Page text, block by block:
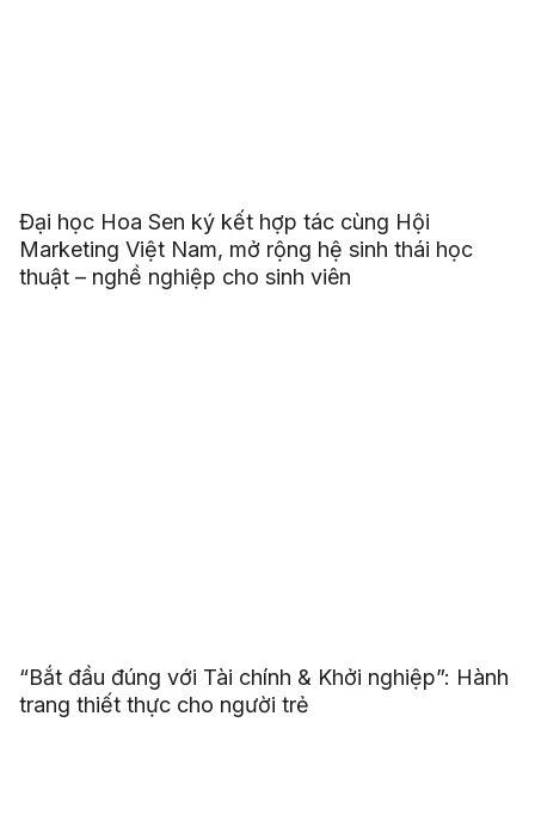
Đại học Hoa Sen ký kết hợp tác cùng Hội
Marketing Việt Nam, mở rộng hệ sinh thái học
thuật – nghề nghiệp cho sinh viên
“Bắt đầu đúng với Tài chính & Khởi nghiệp”: Hành
trang thiết thực cho người trẻ